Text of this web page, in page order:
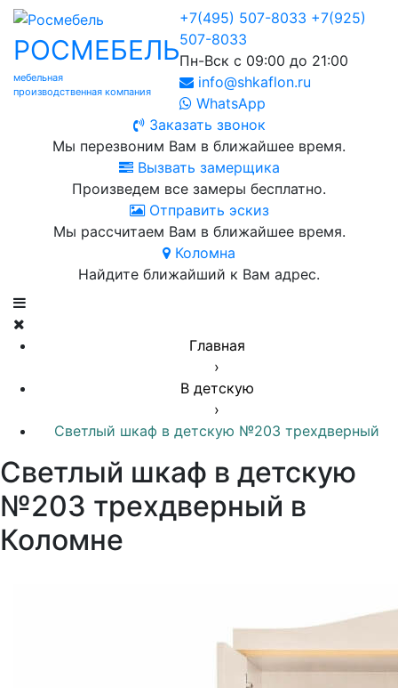
РОСМЕБЕЛЬ
мебельная
производственная компания
+7(495) 507-8033 +7(925)
507-8033
Пн-Вск с 09:00 до 21:00
info@shkaflon.ru
WhatsApp
Заказать звонок
Мы перезвоним Вам в ближайшее время.
Вызвать замерщика
Произведем все замеры бесплатно.
Отправить эскиз
Мы рассчитаем Вам в ближайшее время.
Коломна
Найдите ближайший к Вам адрес.
Главная
›
В детскую
›
Светлый шкаф в детскую №203 трехдверный
Светлый шкаф в детскую
№203 трехдверный в
Коломне